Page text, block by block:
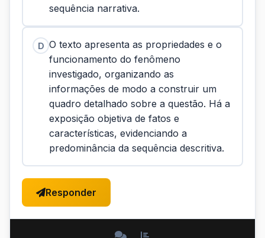
sequência narrativa.
D O texto apresenta as propriedades e o
funcionamento do fenômeno
investigado, organizando as
informações de modo a construir um
quadro detalhado sobre a questão. Há a
exposição objetiva de fatos e
características, evidenciando a
predominância da sequência descritiva.
Responder